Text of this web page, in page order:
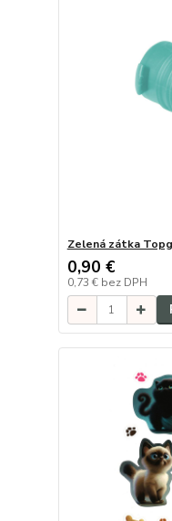
Zelená zátka
0,90 €
0,73 € bez DPH